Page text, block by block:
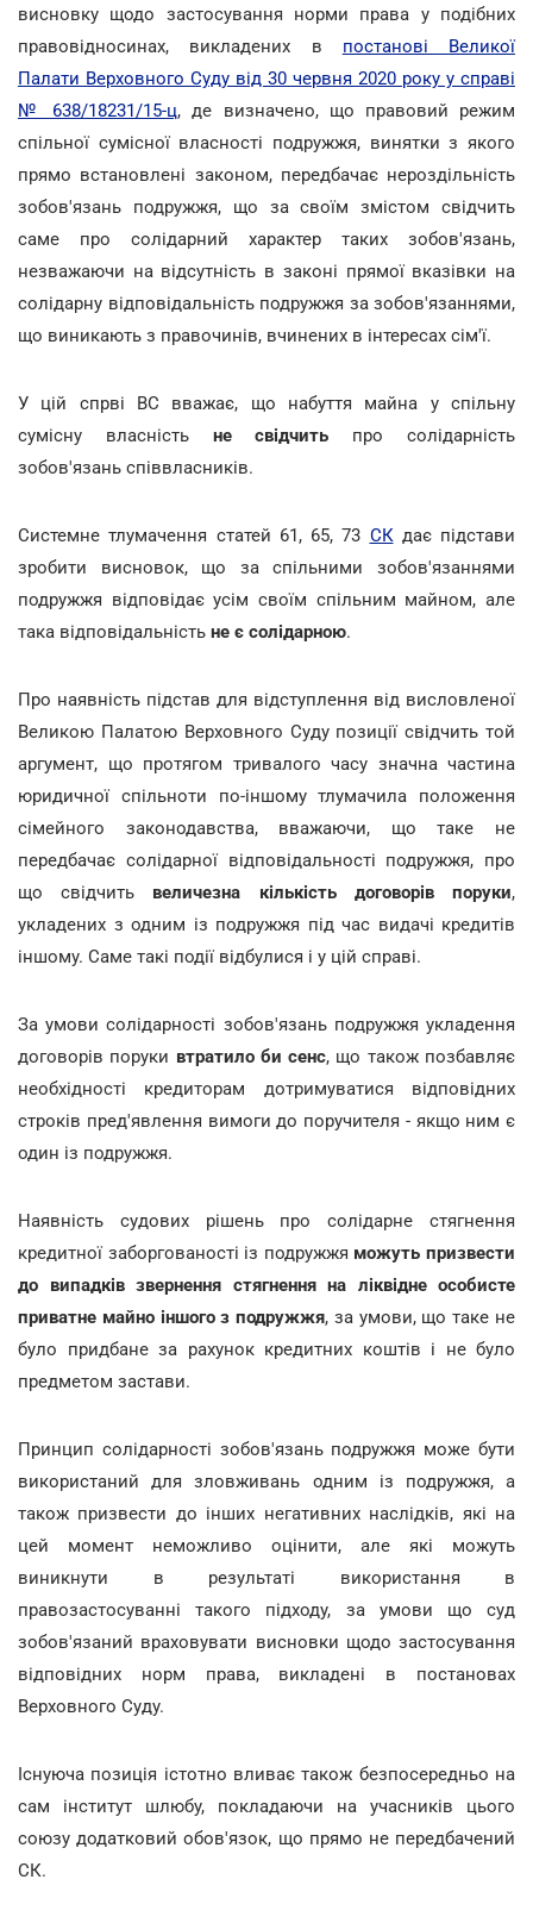
висновку щодо застосування норми права у подібних
правовідносинах, викладених в постанові Великої
Палати Верховного Суду від 30 червня 2020 року у справі
№ 638/18231/15-ц, де визначено, що правовий режим
спільної сумісної власності подружжя, винятки з якого
прямо встановлені законом, передбачає нероздільність
зобов'язань подружжя, що за своїм змістом свідчить
саме про солідарний характер таких зобов'язань,
незважаючи на відсутність в законі прямої вказівки на
солідарну відповідальність подружжя за зобов'язаннями,
що виникають з правочинів, вчинених в інтересах сім'ї.
У цій спрві ВС вважає, що набуття майна у спільну
сумісну власністьне свідчить про солідарність
зобов'язань співвласників.
Системне тлумачення статей 61, 65, 73 СКдає підстави
зробити висновок, що за спільними зобов'язаннями
подружжя відповідає усім своїм спільним майном, але
така відповідальність не є солідарною.
Про наявність підстав для відступлення від висловленої
Великою Палатою Верховного Суду позиції свідчить той
аргумент, що протягом тривалого часу значна частина
юридичної спільноти по-іншому тлумачила положення
сімейного законодавства, вважаючи, що таке не
передбачає солідарної відповідальності подружжя, про
що свідчить величезна кількість договорів поруки,
укладених з одним із подружжя під час видачі кредитів
іншому. Саме такі події відбулися і у цій справі.
За умови солідарності зобов'язань подружжя укладення
договорів поруки втратило би сенс, що також позбавляє
необхідності кредиторам дотримуватися відповідних
строків пред'явлення вимоги до поручителя - якщо ним є
один із подружжя.
Наявність судових рішень про солідарне стягнення
кредитної заборгованості із подружжя можуть призвести
до випадків звернення стягнення на ліквідне особисте
приватне майно іншого з подружжя, за умови, що таке не
було придбане за рахунок кредитних коштів і не було
предметом застави.
Принцип солідарності зобов'язань подружжя може бути
використаний для зловживань одним із подружжя, а
також призвести до інших негативних наслідків, які на
цей момент неможливо оцінити, але які можуть
виникнути в результаті використання в
правозастосуванні такого підходу, за умови що суд
зобов'язаний враховувати висновки щодо застосування
відповідних норм права, викладені в постановах
Верховного Суду.
Існуюча позиція істотно вливає також безпосередньо на
сам інститут шлюбу, покладаючи на учасників цього
союзу додатковий обов'язок, що прямо не передбачений
СК.